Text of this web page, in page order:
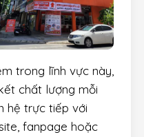
trong lĩnh vực này,
chất lượng mỗi
hệ trực tiếp với
fanpage hoặc